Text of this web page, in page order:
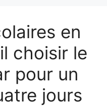
en
choisir le
pour un
jours